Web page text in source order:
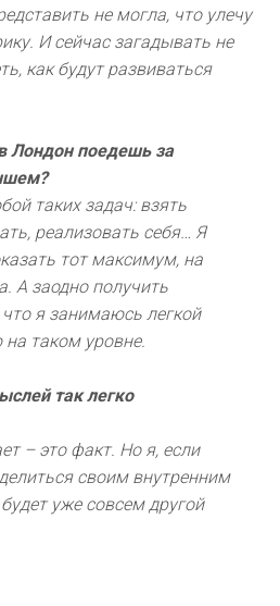
не могла, что улечу
И сейчас загадывать не
как будут развиваться
Лондон поедешь за
таких задач: взять
реализовать себя… Я
тот максимум, на
А заодно получить
что я занимаюсь легкой
таком уровне.
так легко
– это факт. Но я, если
своим внутренним
уже совсем другой